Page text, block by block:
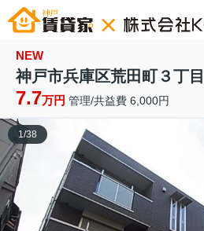
NEW
神戸市兵庫区荒田町３丁
7.7万円 管理/共益費 6,000円
1/38